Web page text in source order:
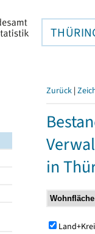
Zurück |
in